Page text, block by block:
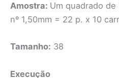
Amostra: Um quadrado de
nº 1,50mm = 22 p. x 10
Tamanho: 38
Execução